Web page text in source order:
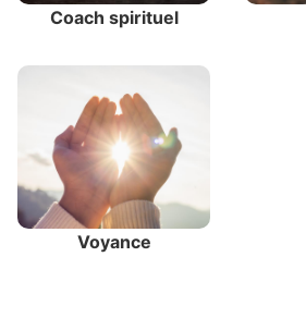
Coach spirituel
Voyance